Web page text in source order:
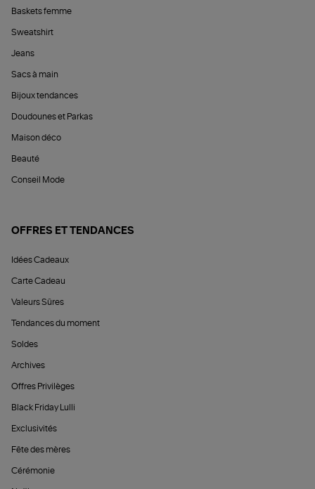
Baskets femme
Sweatshirt
Jeans
Sacs à main
Bijoux tendances
Doudounes et Parkas
Maison déco
Beauté
Conseil Mode
OFFRES ET TENDANCES
Idées Cadeaux
Carte Cadeau
Valeurs Sûres
Tendances du moment
Soldes
Archives
Offres Privilèges
Black Friday Lulli
Exclusivités
Fête des mères
Cérémonie